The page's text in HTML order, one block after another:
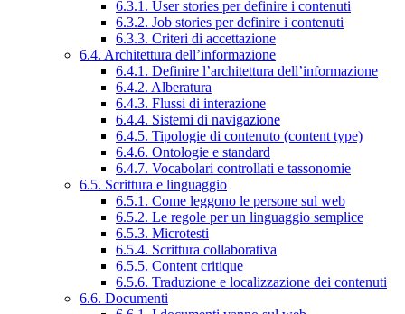
6.3.1. User stories per definire i contenuti
6.3.2. Job stories per definire i contenuti
6.3.3. Criteri di accettazione
6.4. Architettura dell’informazione
6.4.1. Definire l’architettura dell’informazione
6.4.2. Alberatura
6.4.3. Flussi di interazione
6.4.4. Sistemi di navigazione
6.4.5. Tipologie di contenuto (content type)
6.4.6. Ontologie e standard
6.4.7. Vocabolari controllati e tassonomie
6.5. Scrittura e linguaggio
6.5.1. Come leggono le persone sul web
6.5.2. Le regole per un linguaggio semplice
6.5.3. Microtesti
6.5.4. Scrittura collaborativa
6.5.5. Content critique
6.5.6. Traduzione e localizzazione dei contenuti
6.6. Documenti